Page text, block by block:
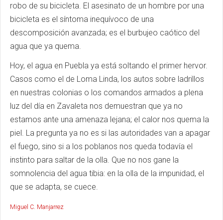
robo de su bicicleta. El asesinato de un hombre por una
bicicleta es el síntoma inequívoco de una
descomposición avanzada; es el burbujeo caótico del
agua que ya quema.
Hoy, el agua en Puebla ya está soltando el primer hervor.
Casos como el de Loma Linda, los autos sobre ladrillos
en nuestras colonias o los comandos armados a plena
luz del día en Zavaleta nos demuestran que ya no
estamos ante una amenaza lejana; el calor nos quema la
piel. La pregunta ya no es si las autoridades van a apagar
el fuego, sino si a los poblanos nos queda todavía el
instinto para saltar de la olla. Que no nos gane la
somnolencia del agua tibia: en la olla de la impunidad, el
que se adapta, se cuece.
Miguel C. Manjarrez